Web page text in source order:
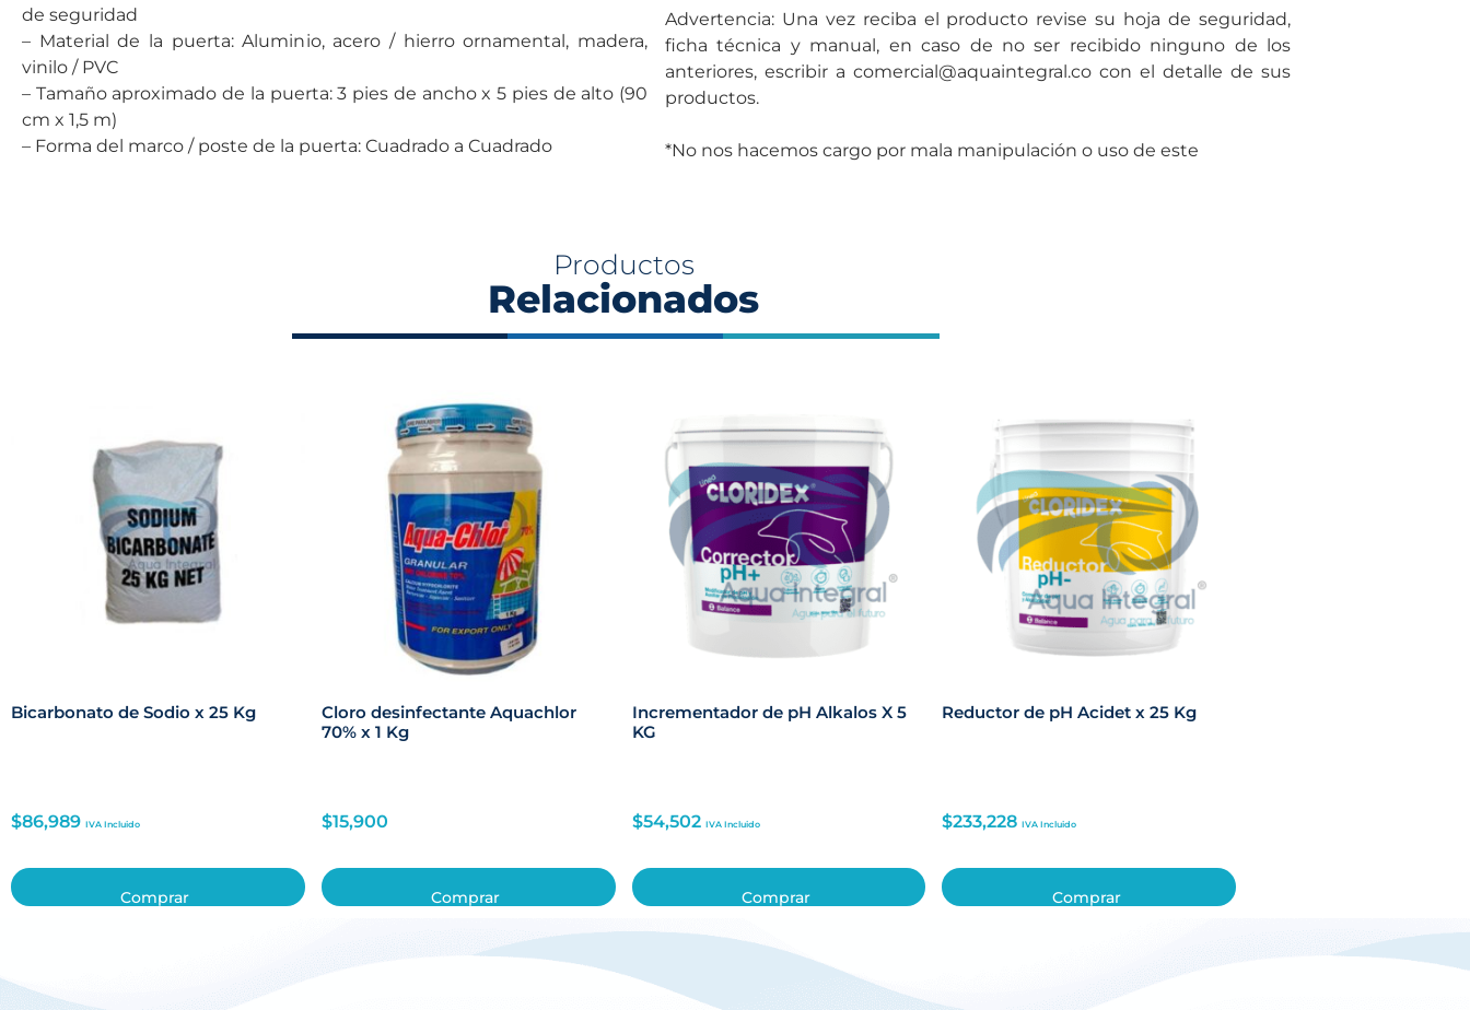
de seguridad
– Material de la puerta: Aluminio, acero / hierro ornamental, madera,
vinilo / PVC
– Tamaño aproximado de la puerta: 3 pies de ancho x 5 pies de alto (90
cm x 1,5 m)
– Forma del marco / poste de la puerta: Cuadrado a Cuadrado
Advertencia: Una vez reciba el producto revise su hoja de seguridad,
ficha técnica y manual, en caso de no ser recibido ninguno de los
anteriores, escribir a comercial@aquaintegral.co con el detalle de sus
productos.
*No nos hacemos cargo por mala manipulación o uso de este
Productos
Relacionados
Bicarbonato de Sodio x 25 Kg
$86,989 IVA Incluido
Comprar
Cloro desinfectante Aquachlor
70% x 1 Kg
$15,900
Comprar
Incrementador de pH Alkalos X 5
KG
$54,502 IVA Incluido
Comprar
Reductor de pH Acidet x 25 Kg
$233,228 IVA Incluido
Comprar